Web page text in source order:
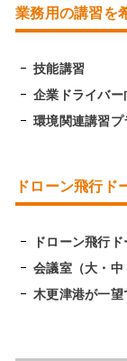
業務用の講習を
技能講習
企業ドライバー
環境関連講習プ
ドローン飛行ド
ドローン飛行ド
会議室（大・中
木更津港が一